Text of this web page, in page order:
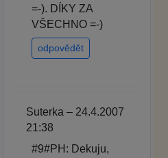
=-). DÍKY ZA
VŠECHNO =-)
odpovědět
Suterka – 24.4.2007
21:38
#9#PH: Dekuju,